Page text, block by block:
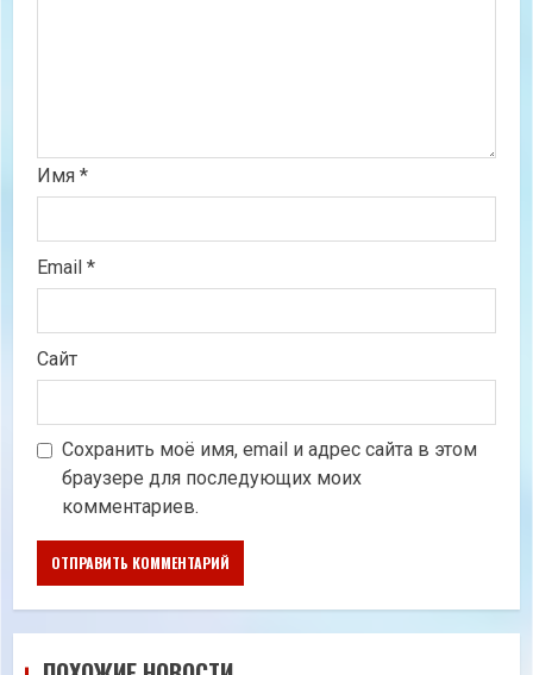
Имя *
Email *
Сайт
Сохранить моё имя, email и адрес сайта в этом
браузере для последующих моих
комментариев.